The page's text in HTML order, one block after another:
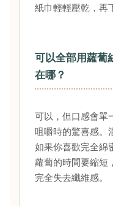
紙巾輕輕壓乾，再
可以全部用蘿蔔
在哪？
可以，但口感會單
咀嚼時的驚喜感。
如果你喜歡完全綿
蘿蔔的時間要縮短
完全失去纖維感。